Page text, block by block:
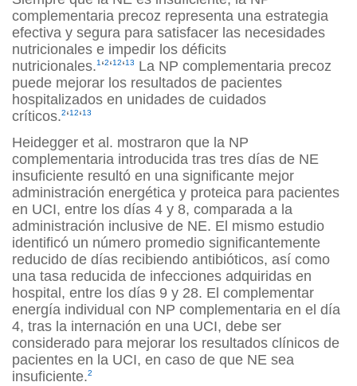
complementaria precoz representa una estrategia
efectiva y segura para satisfacer las necesidades
nutricionales e impedir los déficits
nutricionales.1‘2‘12‘13
La NP complementaria precoz
puede mejorar los resultados de pacientes
hospitalizados en unidades de cuidados
críticos.2‘12‘13
Heidegger et al. mostraron que la NP
complementaria introducida tras tres días de NE
insuficiente resultó en una significante mejor
administración energética y proteica para pacientes
en UCI, entre los días 4 y 8, comparada a la
administración inclusive de NE. El mismo estudio
identificó un número promedio significantemente
reducido de días recibiendo antibióticos, así como
una tasa reducida de infecciones adquiridas en
hospital, entre los días 9 y 28. El complementar
energía individual con NP complementaria en el día
4, tras la internación en una UCI, debe ser
considerado para mejorar los resultados clínicos de
pacientes en la UCI, en caso de que NE sea
insuficiente.2